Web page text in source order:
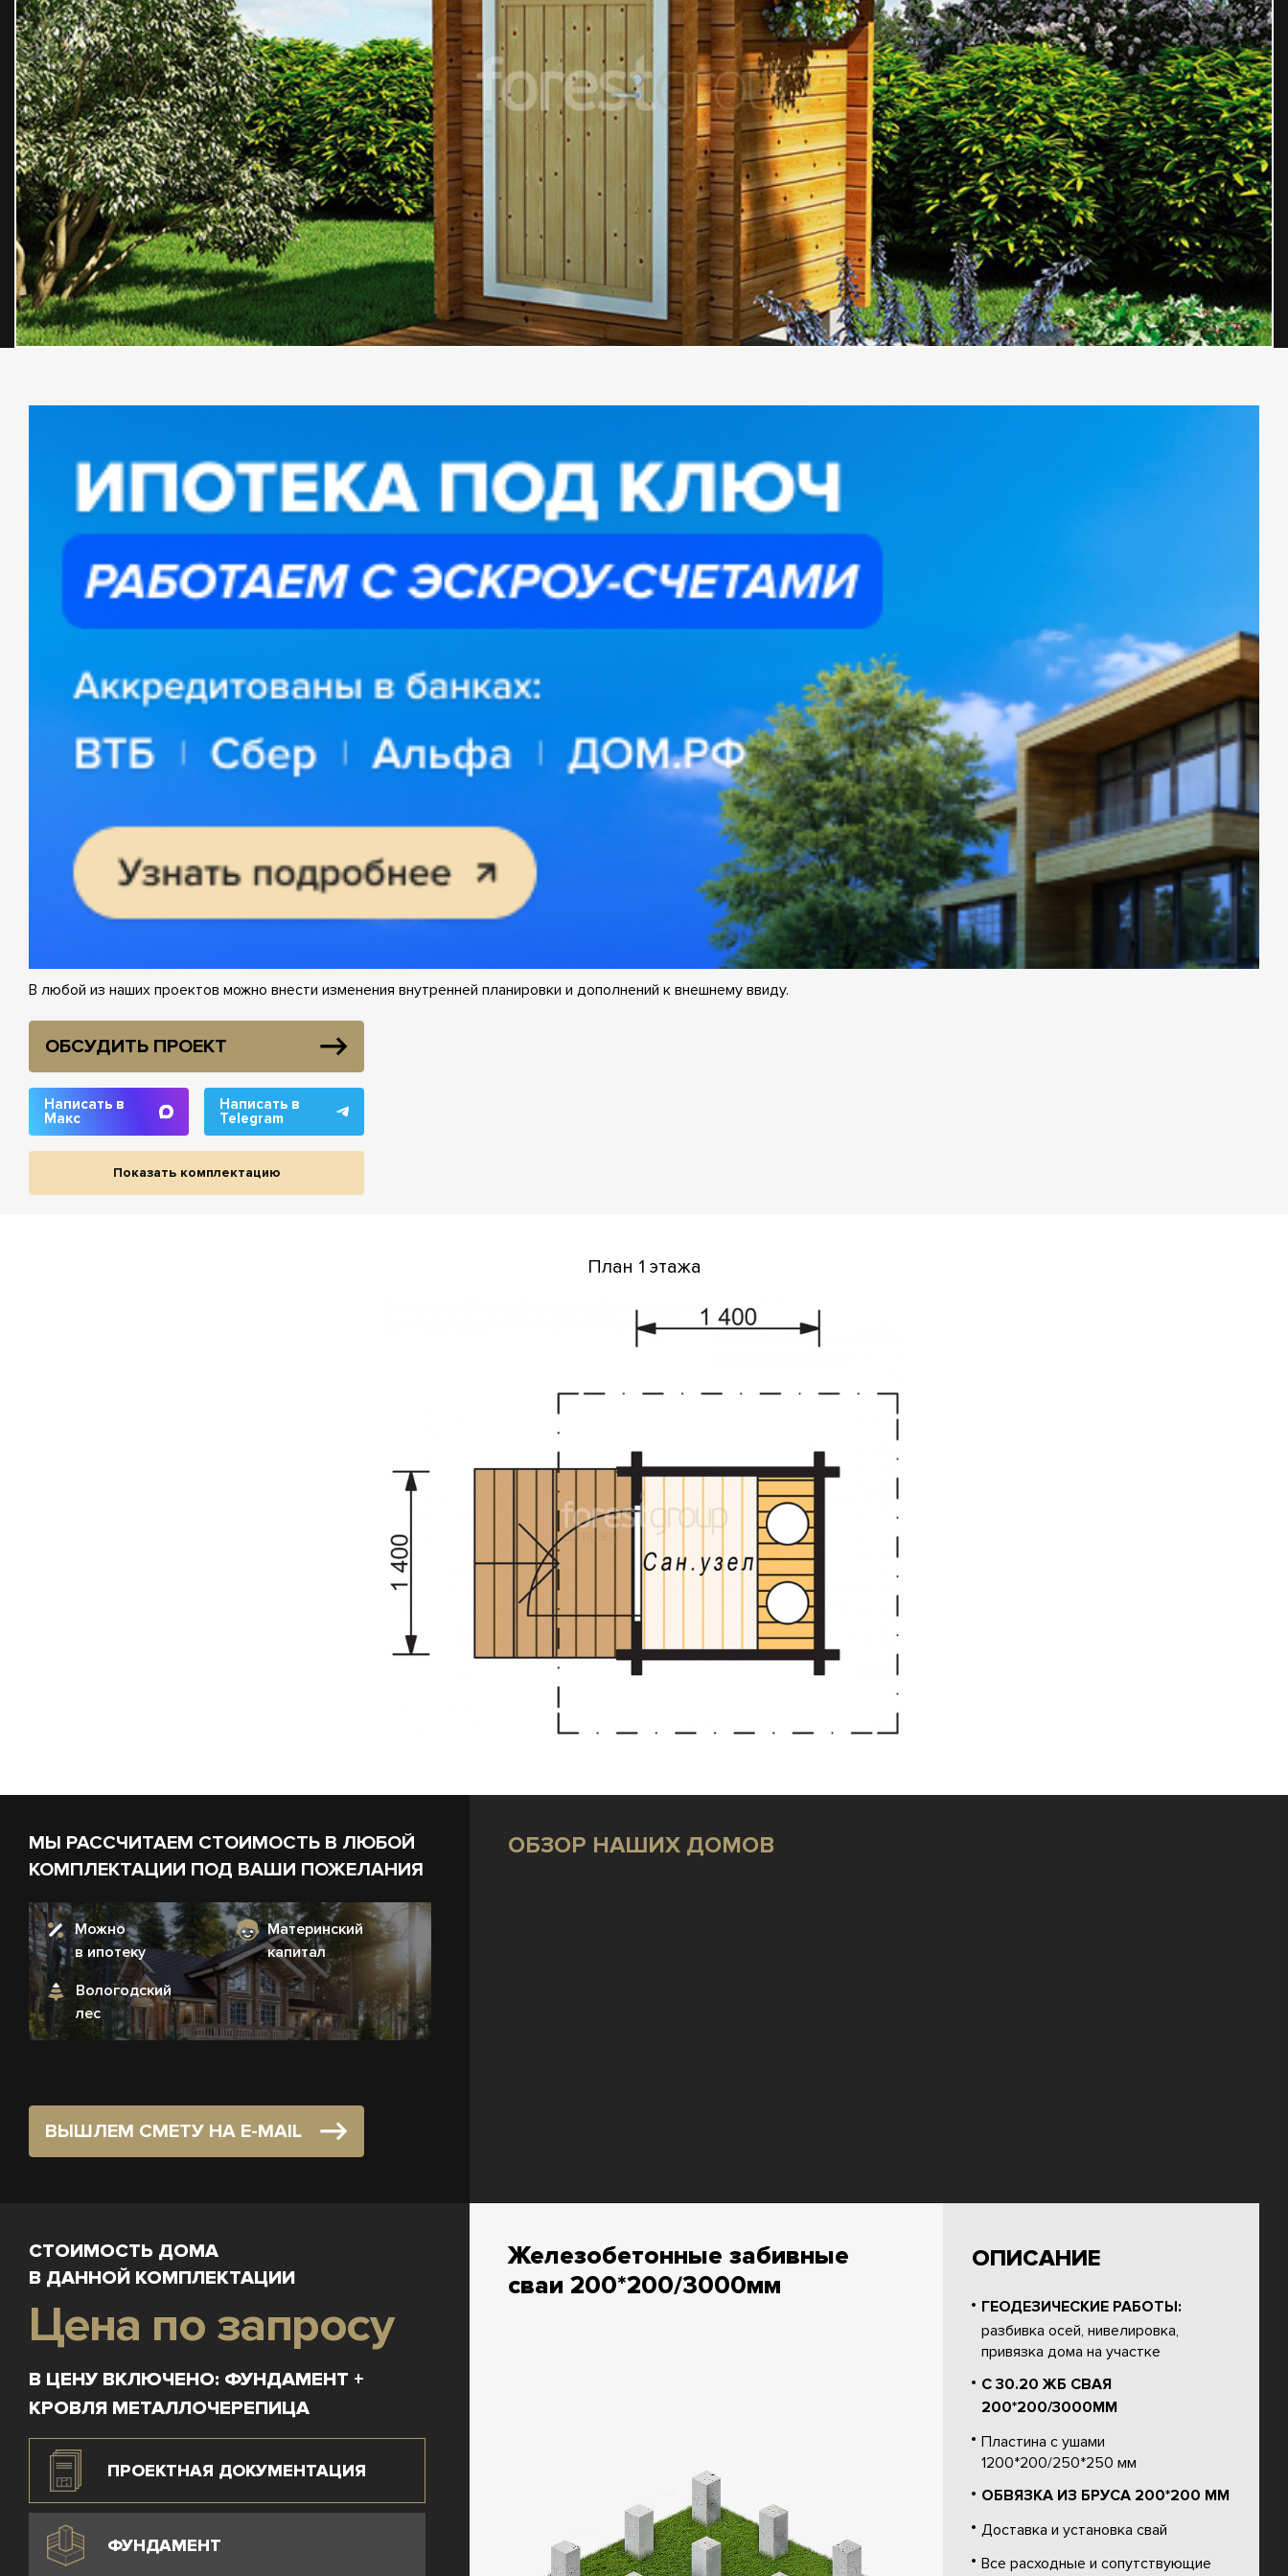
В любой из наших проектов можно внести изменения внутренней планировки и дополнений к внешнему ввиду.
ОБСУДИТЬ ПРОЕКТ
Написать в
Макс
Написать в
Telegram
Показать комплектацию
План 1 этажа
МЫ РАССЧИТАЕМ СТОИМОСТЬ В ЛЮБОЙ
КОМПЛЕКТАЦИИ ПОД ВАШИ ПОЖЕЛАНИЯ
Можно
в ипотеку
Материнский
капитал
Вологодский
лес
ВЫШЛЕМ СМЕТУ НА E-MAIL
ОБЗОР НАШИХ ДОМОВ
СТОИМОСТЬ ДОМА
В ДАННОЙ КОМПЛЕКТАЦИИ
Цена по запросу
В ЦЕНУ ВКЛЮЧЕНО: ФУНДАМЕНТ +
КРОВЛЯ МЕТАЛЛОЧЕРЕПИЦА
ПРОЕКТНАЯ ДОКУМЕНТАЦИЯ
ФУНДАМЕНТ
Железобетонные забивные
сваи 200*200/3000мм
ОПИСАНИЕ
ГЕОДЕЗИЧЕСКИЕ РАБОТЫ:
разбивка осей, нивелировка,
привязка дома на участке
С 30.20 ЖБ СВАЯ
200*200/3000ММ
Пластина с ушами
1200*200/250*250 мм
ОБВЯЗКА ИЗ БРУСА 200*200 ММ
Доставка и установка свай
Все расходные и сопутствующие